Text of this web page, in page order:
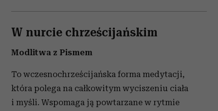
W nurcie chrześcijańskim
Modlitwa z Pismem
To wczesnochrześcijańska forma medytacji,
która polega na całkowitym wyciszeniu ciała
i myśli. Wspomaga ją powtarzane w rytmie